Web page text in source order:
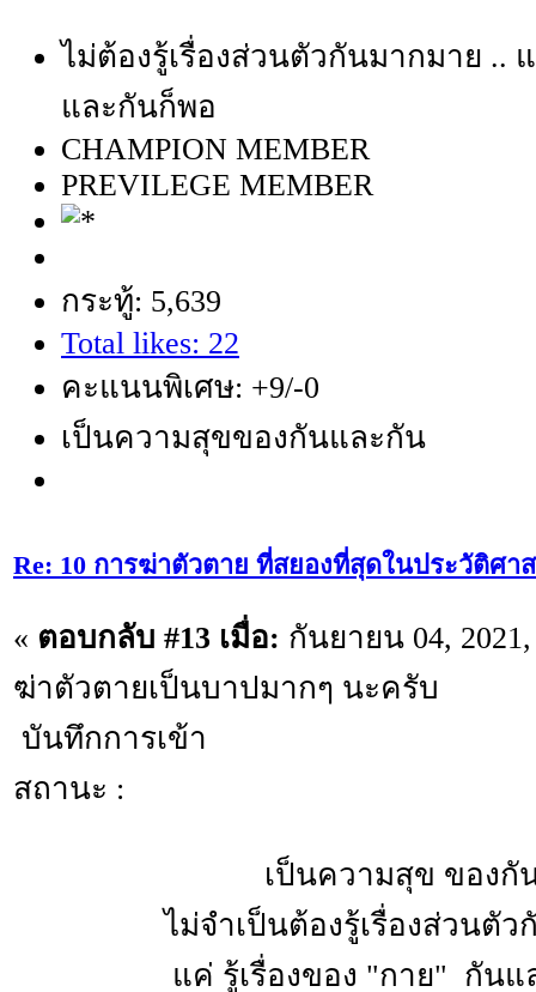
ไม่ต้องรู้เรื่องส่วนตัวกันมากมาย ..
และกันก็พอ
CHAMPION MEMBER
PREVILEGE MEMBER
กระทู้: 5,639
Total likes: 22
คะแนนพิเศษ: +9/-0
เป็นความสุขของกันและกัน
Re: 10 การฆ่าตัวตาย ที่สยองที่สุดในประวัติศา
« ตอบกลับ #13 เมื่อ: กันยายน 04, 2021,
ฆ่าตัวตายเป็นบาปมากๆ นะครับ
บันทึกการเข้า
สถานะ :
เป็นความสุข ของกันแ
ไม่จำเป็นต้องรู้เรื่องส่วนตัวกั
แค่ รู้เรื่องของ "กาย" กันแล